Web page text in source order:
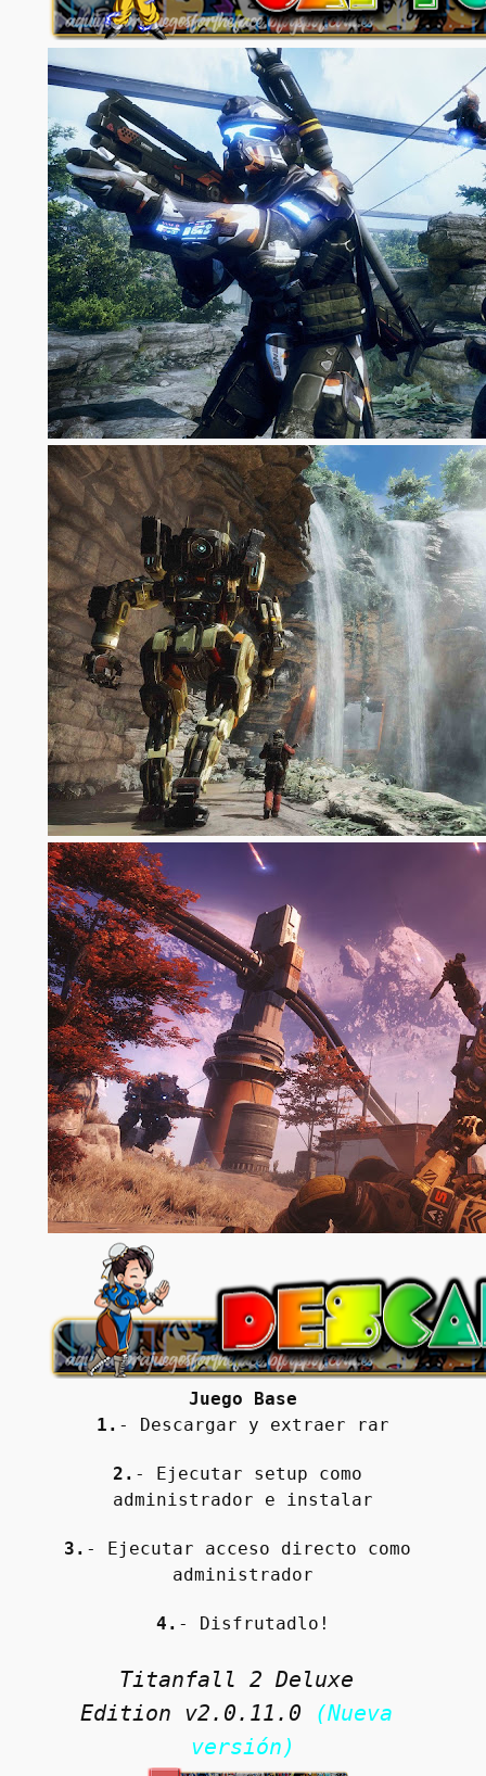
Juego Base
1. - Descargar y extraer rar
2. - Ejecutar setup como
administrador e instalar
3. - Ejecutar acceso directo como
administrador
4. - Disfrutadlo!
Titanfall 2 Deluxe
Edition v2.0.11.0
(Nueva
versión)